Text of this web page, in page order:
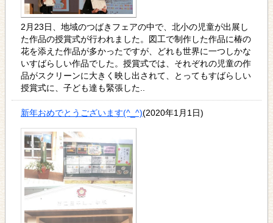
2月23日、地域のつばきフェアの中で、北小の児童が出展し
た作品の授賞式が行われました。図工で制作した作品に椿の
花を添えた作品が多かったですが、どれも世界に一つしかな
いすばらしい作品でした。授賞式では、それぞれの児童の作
品がスクリーンに大きく映し出されて、とってもすばらしい
授賞式に、子ども達も緊張した..
新年おめでとうございます(^_^)(2020年1月1日)